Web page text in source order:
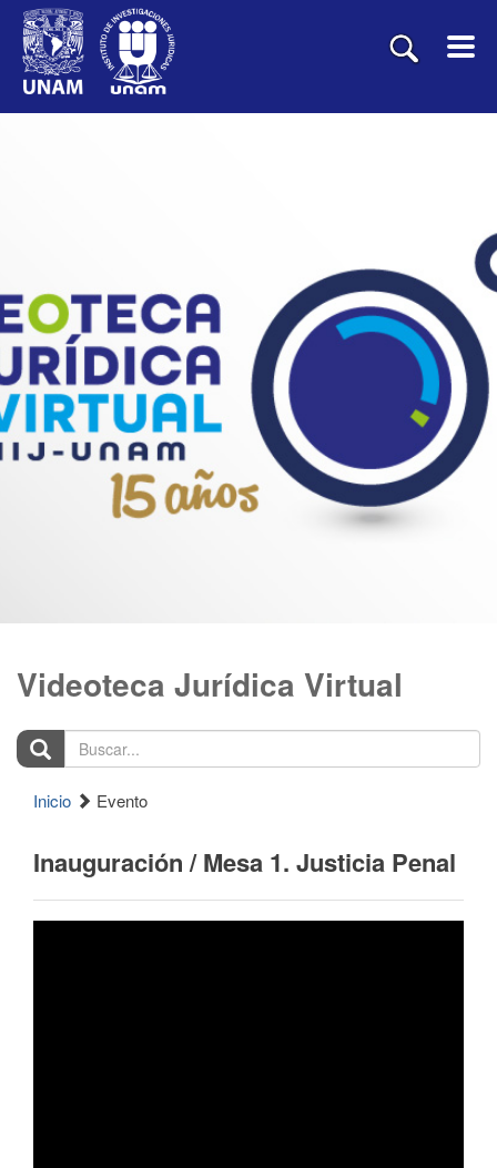
Videoteca Jurídica Virtual
Buscar...
Inicio Evento
Inauguración / Mesa 1. Justicia Penal